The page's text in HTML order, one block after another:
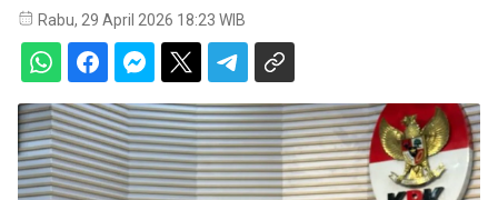
Rabu, 29 April 2026 18:23 WIB